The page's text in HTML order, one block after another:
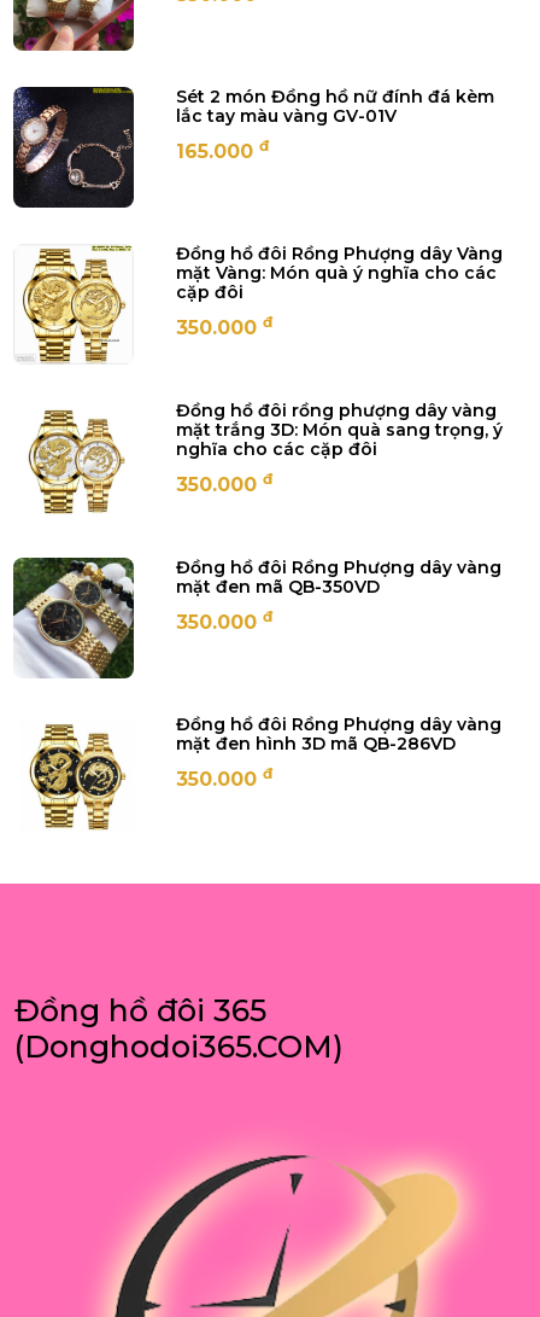
Sét 2 món Đồng hồ nữ đính đá kèm
lắc tay màu vàng GV-01V
165.000 đ
Đồng hồ đôi Rồng Phượng dây Vàng
mặt Vàng: Món quà ý nghĩa cho các
cặp đôi
350.000 đ
Đồng hồ đôi rồng phượng dây vàng
mặt trắng 3D: Món quà sang trọng, ý
nghĩa cho các cặp đôi
350.000 đ
Đồng hồ đôi Rồng Phượng dây vàng
mặt đen mã QB-350VD
350.000 đ
Đồng hồ đôi Rồng Phượng dây vàng
mặt đen hình 3D mã QB-286VD
350.000 đ
Đồng hồ đôi 365
(Donghodoi365.COM)